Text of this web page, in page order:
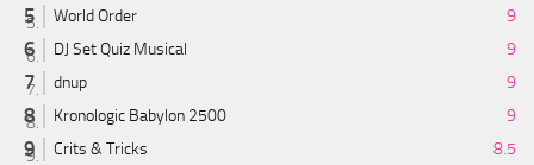
World Order
9
DJ Set Quiz Musical
9
dnup
9
Kronologic Babylon 2500
9
Crits & Tricks
8.5